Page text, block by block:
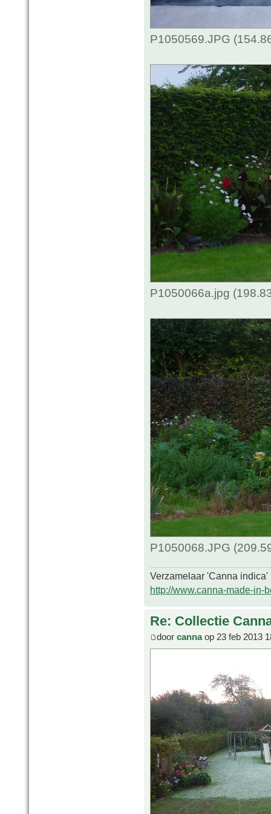
P1050569.JPG
P1050066a.jpg
P1050068.JPG
Verzamelaar 'Canna indica'
http://www.canna-made-in-
Re: Collectie
door cannaop 23 feb 2013